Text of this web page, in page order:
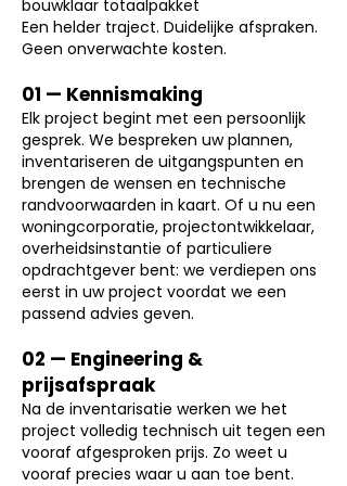
bouwklaar totaalpakket
Een helder traject. Duidelijke afspraken.
Geen onverwachte kosten.
01 — Kennismaking
Elk project begint met een persoonlijk
gesprek. We bespreken uw plannen,
inventariseren de uitgangspunten en
brengen de wensen en technische
randvoorwaarden in kaart. Of u nu een
woningcorporatie, projectontwikkelaar,
overheidsinstantie of particuliere
opdrachtgever bent: we verdiepen ons
eerst in uw project voordat we een
passend advies geven.
02 — Engineering &
prijsafspraak
Na de inventarisatie werken we het
project volledig technisch uit tegen een
vooraf afgesproken prijs. Zo weet u
vooraf precies waar u aan toe bent.